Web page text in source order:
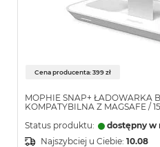
B
o
k
P
r
Cena producenta: 399 zł
MOPHIE SNAP+ ŁADOWARKA
KOMPATYBILNA Z MAGSAFE /
Status produktu:
dostępny w
Najszybciej u Ciebie: 10.08